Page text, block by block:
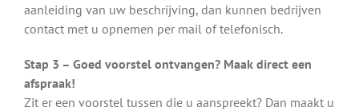
aanleiding van uw beschrijving, dan kunnen bedrijven
contact met u opnemen per mail of telefonisch.
Stap 3 – Goed voorstel ontvangen? Maak direct een
afspraak!
Zit er een voorstel tussen die u aanspreekt? Dan maakt u